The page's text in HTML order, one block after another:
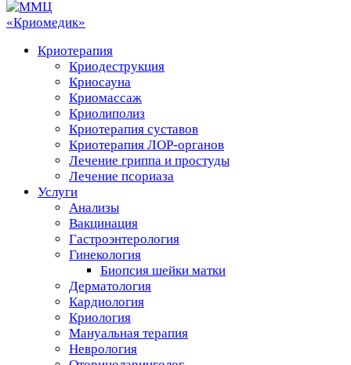
Криотерапия
Криодеструкция
Криосауна
Криомассаж
Криолиполиз
Криотерапия суставов
Криотерапия ЛОР-органов
Лечение гриппа и простуды
Лечение псориаза
Услуги
Анализы
Вакцинация
Гастроэнтерология
Гинекология
Биопсия шейки матки
Дерматология
Кардиология
Криология
Мануальная терапия
Неврология